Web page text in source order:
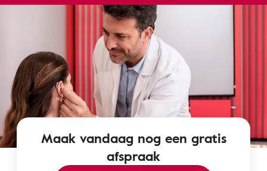
Maak vandaag nog een gratis
afspraak